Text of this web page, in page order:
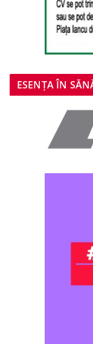
ESENȚA ÎN